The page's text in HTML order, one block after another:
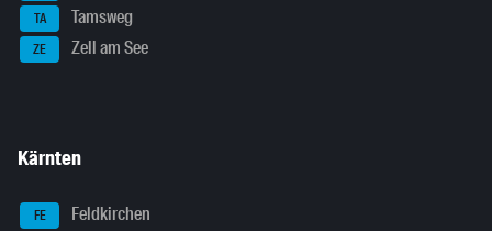
TA Tamsweg
ZE Zell am See
Kärnten
FE Feldkirchen